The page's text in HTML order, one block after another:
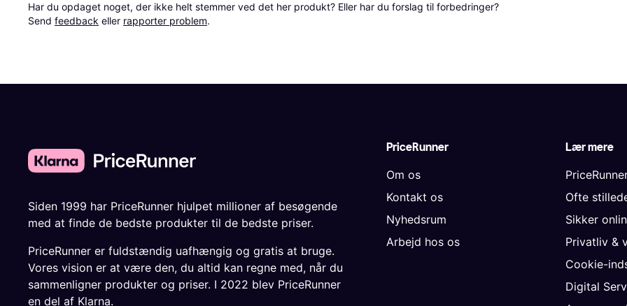
Har du opdaget noget, der ikke helt stemmer ved det her produkt? Eller har du forslag til forbedringer?
Send feedback eller rapporter problem.
PriceRunner
Om os
Kontakt os
Nyhedsrum
Arbejd hos os
Lær mere
Ofte
Sikker
Privatliv &
Cookie-
Digital
Siden 1999 har PriceRunner hjulpet millioner af besøgende
med at finde de bedste produkter til de bedste priser.
PriceRunner er fuldstændig uafhængig og gratis at bruge.
Vores vision er at være den, du altid kan regne med, når du
sammenligner produkter og priser. I 2022 blev PriceRunner
en del af Klarna.